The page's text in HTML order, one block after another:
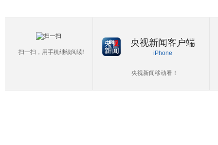
扫一扫，用手机继续阅读!
央视新闻客户端
iPhone
央视新闻移动看！